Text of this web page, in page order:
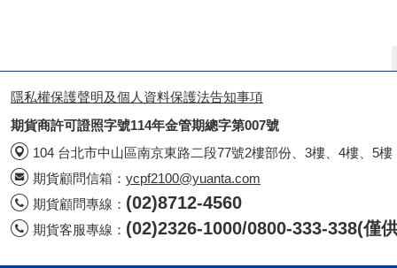
隱私權保護聲明及個人資料保護法告知事項
期貨商許可證照字號114年金管期總字第007號
104 台北市中山區南京東路二段77號2樓部份、3樓、4樓、5樓
期貨顧問信箱： ycpf2100@yuanta.com
期貨顧問專線： (02)8712-4560
期貨客服專線： (02)2326-1000/0800-333-338(僅